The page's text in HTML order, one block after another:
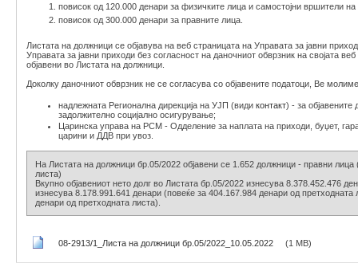
повисок од 120.000 денари за физичките лица и самостојни вршители на
повисок од 300.000 денари за правните лица.
Листата на должници се објавува на веб страницата на Управата за јавни
Управата за јавни приходи без согласност на даночниот обврзник на својата
објавени во Листата на должници.
Доколку даночниот обврзник не се согласува со објавените податоци, Ве
надлежната Регионална дирекција на УЈП (види контакт) - за
задолжително социјално осигурување;
Царинска управа на РСМ - Одделение за наплата на приходи, буџет,
царини и ДДВ при увоз.
На Листата на должници бр.05/2022 објавени се 1.652 должници - правни
листа)
Вкупно објавениот нето долг во Листата бр.05/2022 изнесува 8.378.452.476
изнесува 8.178.991.641 денари (повеќе за 404.167.984 денари од
денари од претходната листа).
08-2913/1_Листа на должници бр.05/2022_10.05.2022 (1 MB)